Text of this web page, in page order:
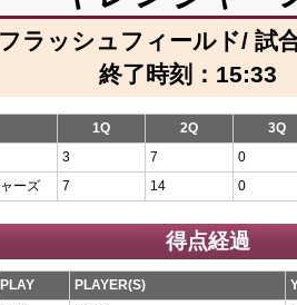
ラッシュフィールド/ 試
終了時刻：15:33
1Q 2Q
3Q
3 7
0
ーズ
7 14 0
得点経過
PLAY PLAYER(S)